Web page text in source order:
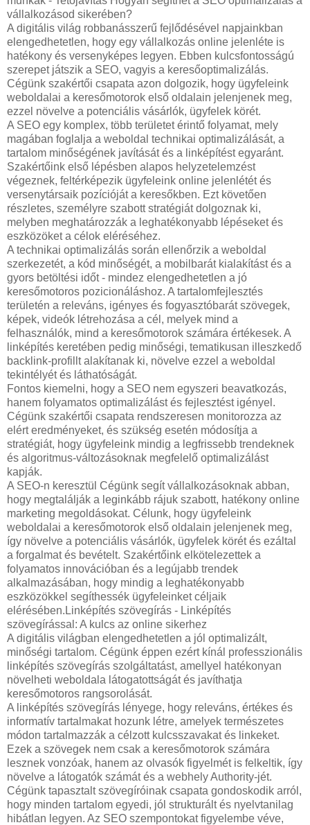
vállalkozásod sikerében?
A digitális világ robbanásszerű fejlődésével napjainkban
elengedhetetlen, hogy egy vállalkozás online jelenléte is
hatékony és versenyképes legyen. Ebben kulcsfontosságú
szerepet játszik a SEO, vagyis a keresőoptimalizálás.
Cégünk szakértői csapata azon dolgozik, hogy ügyfeleink
weboldalai a keresőmotorok első oldalain jelenjenek meg,
ezzel növelve a potenciális vásárlók, ügyfelek körét.
A SEO egy komplex, több területet érintő folyamat, mely
magában foglalja a weboldal technikai optimalizálását, a
tartalom minőségének javítását és a linképítést egyaránt.
Szakértőink első lépésben alapos helyzetelemzést
végeznek, feltérképezik ügyfeleink online jelenlétét és
versenytársaik pozícióját a keresőkben. Ezt követően
részletes, személyre szabott stratégiát dolgoznak ki,
melyben meghatározzák a leghatékonyabb lépéseket és
eszközöket a célok eléréséhez.
A technikai optimalizálás során ellenőrzik a weboldal
szerkezetét, a kód minőségét, a mobilbarát kialakítást és a
gyors betöltési időt - mindez elengedhetetlen a jó
keresőmotoros pozicionáláshoz. A tartalomfejlesztés
területén a releváns, igényes és fogyasztóbarát szövegek,
képek, videók létrehozása a cél, melyek mind a
felhasználók, mind a keresőmotorok számára értékesek. A
linképítés keretében pedig minőségi, tematikusan illeszkedő
backlink-profillt alakítanak ki, növelve ezzel a weboldal
tekintélyét és láthatóságát.
Fontos kiemelni, hogy a SEO nem egyszeri beavatkozás,
hanem folyamatos optimalizálást és fejlesztést igényel.
Cégünk szakértői csapata rendszeresen monitorozza az
elért eredményeket, és szükség esetén módosítja a
stratégiát, hogy ügyfeleink mindig a legfrissebb trendeknek
és algoritmus-változásoknak megfelelő optimalizálást
kapják.
A SEO-n keresztül Cégünk segít vállalkozásoknak abban,
hogy megtalálják a leginkább rájuk szabott, hatékony online
marketing megoldásokat. Célunk, hogy ügyfeleink
weboldalai a keresőmotorok első oldalain jelenjenek meg,
így növelve a potenciális vásárlók, ügyfelek körét és ezáltal
a forgalmat és bevételt. Szakértőink elkötelezettek a
folyamatos innovációban és a legújabb trendek
alkalmazásában, hogy mindig a leghatékonyabb
eszközökkel segíthessék ügyfeleinket céljaik
elérésében.Linképítés szövegírás - Linképítés
szövegírással: A kulcs az online sikerhez
A digitális világban elengedhetetlen a jól optimalizált,
minőségi tartalom. Cégünk éppen ezért kínál professzionális
linképítés szövegírás szolgáltatást, amellyel hatékonyan
növelheti weboldala látogatottságát és javíthatja
keresőmotoros rangsorolását.
A linképítés szövegírás lényege, hogy releváns, értékes és
informatív tartalmakat hozunk létre, amelyek természetes
módon tartalmazzák a célzott kulcsszavakat és linkeket.
Ezek a szövegek nem csak a keresőmotorok számára
lesznek vonzóak, hanem az olvasók figyelmét is felkeltik, így
növelve a látogatók számát és a webhely Authority-jét.
Cégünk tapasztalt szövegíróinak csapata gondoskodik arról,
hogy minden tartalom egyedi, jól strukturált és nyelvtanilag
hibátlan legyen. Az SEO szempontokat figyelembe véve,